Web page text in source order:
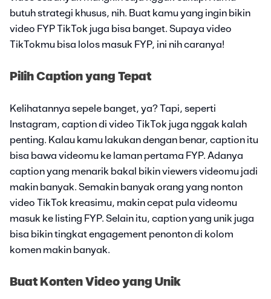
butuh strategi khusus, nih. Buat kamu yang ingin bikin
video FYP TikTok juga bisa banget. Supaya video
TikTokmu bisa lolos masuk FYP, ini nih caranya!
Pilih Caption yang Tepat
Kelihatannya sepele banget, ya? Tapi, seperti
Instagram, caption di video TikTok juga nggak kalah
penting. Kalau kamu lakukan dengan benar, caption itu
bisa bawa videomu ke laman pertama FYP. Adanya
caption yang menarik bakal bikin viewers videomu jadi
makin banyak. Semakin banyak orang yang nonton
video TikTok kreasimu, makin cepat pula videomu
masuk ke listing FYP. Selain itu, caption yang unik juga
bisa bikin tingkat engagement penonton di kolom
komen makin banyak.
Buat Konten Video yang Unik